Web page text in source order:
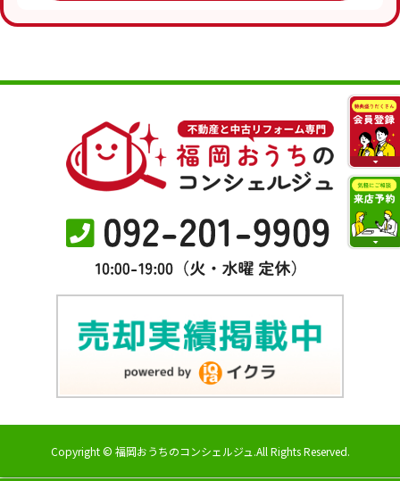
Copyright © 福岡おうちのコンシェルジュ.All Rights Reserved.